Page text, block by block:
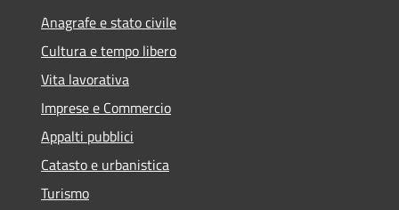
Anagrafe e stato civile
Cultura e tempo libero
Vita lavorativa
Imprese e Commercio
Appalti pubblici
Catasto e urbanistica
Turismo